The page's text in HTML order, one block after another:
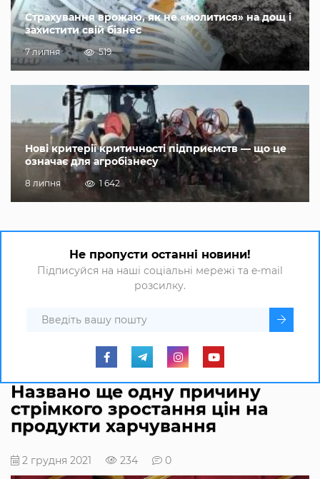
Страхування врожаю, як не «молитися» на дощ і
захистити свій бізнес
7 липня 519
Нові критерії критичності підприємств — що це
означає для агробізнесу
8 липня 1 642
Не пропусти останні новини!
Підписуйся на наші соціальні мережі та e-mail
розсилку.
Названо ще одну причину
стрімкого зростання цін на
продукти харчування
2 грудня 2021 234 0